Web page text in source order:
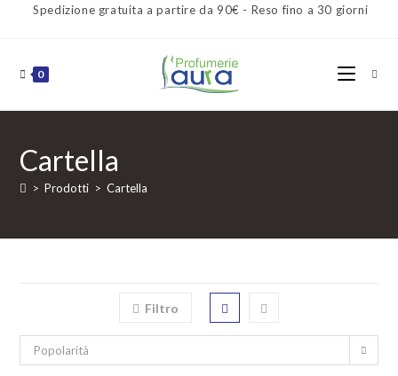
Spedizione gratuita a partire da 90€ - Reso fino a 30 giorni
0
Cartella
> Prodotti > Cartella
Filtro
Popolarità